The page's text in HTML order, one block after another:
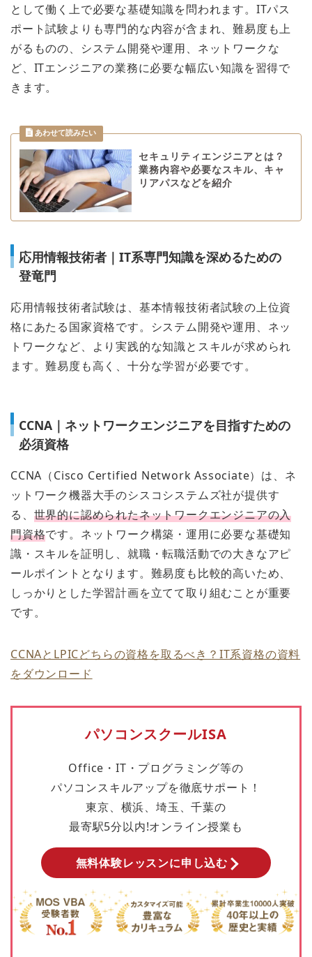
として働く上で必要な基礎知識を問われます。ITパス
ポート試験よりも専門的な内容が含まれ、難易度も上
がるものの、システム開発や運用、ネットワークな
ど、ITエンジニアの業務に必要な幅広い知識を習得で
きます。
セキュリティエンジニアとは？
業務内容や必要なスキル、キャ
リアパスなどを紹介
応用情報技術者｜IT系専門知識を深めるための
登竜門
応用情報技術者試験は、基本情報技術者試験の上位資
格にあたる国家資格です。システム開発や運用、ネッ
トワークなど、より実践的な知識とスキルが求められ
ます。難易度も高く、十分な学習が必要です。
CCNA｜ネットワークエンジニアを目指すための
必須資格
CCNA（Cisco Certified Network Associate）は、ネ
ットワーク機器大手のシスコシステムズ社が提供す
る、 世界的に認められたネットワークエンジニアの入
門資格です。ネットワーク構築・運用に必要な基礎知
識・スキルを証明し、就職・転職活動での大きなアピ
ールポイントとなります。難易度も比較的高いため、
しっかりとした学習計画を立てて取り組むことが重要
です。
CCNAとLPICどちらの資格を取るべき？IT系資格の資料
をダウンロード
パソコンスクールISA
Office・IT・プログラミング等の
パソコンスキルアップを徹底サポート！
東京、横浜、埼玉、千葉の
最寄駅5分以内!オンライン授業も
無料体験レッスンに申し込む